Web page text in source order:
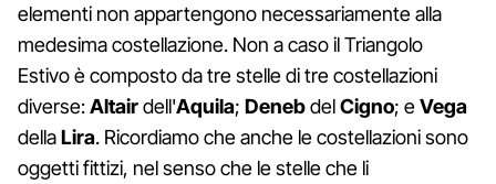
elementi non appartengono necessariamente alla
medesima costellazione. Non a caso il Triangolo
Estivo è composto da tre stelle di tre costellazioni
diverse:Altairdell'Aquila; DenebdelCigno; eVega
dellaLira. Ricordiamo che anche le costellazioni sono
oggetti fittizi, nel senso che le stelle che li